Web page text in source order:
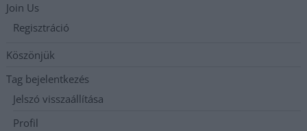
Join Us
Regisztráció
Köszönjük
Tag bejelentkezés
Jelszó visszaállítása
Profil